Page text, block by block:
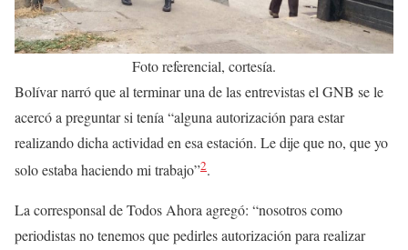
Foto referencial, cortesía.
Bolívar narró que al terminar una de las entrevistas el GNB se le
acercó a preguntar si tenía “alguna autorización para estar
realizando dicha actividad en esa estación. Le dije que no, que yo
solo estaba haciendo mi trabajo”2.
La corresponsal de Todos Ahora agregó: “nosotros como
periodistas no tenemos que pedirles autorización para realizar